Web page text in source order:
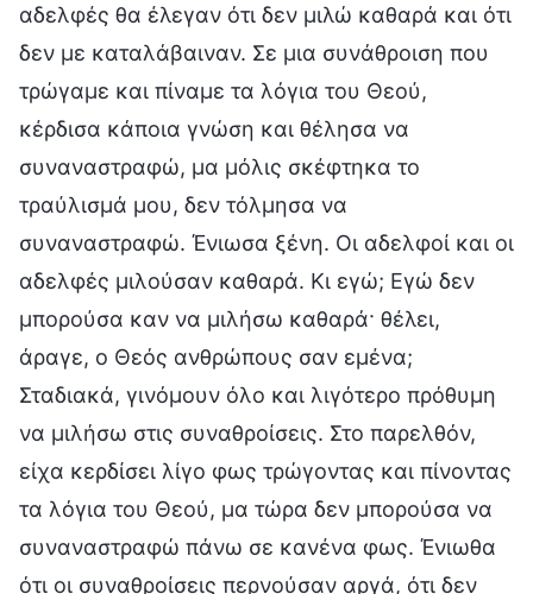
αδελφές θα έλεγαν ότι δεν μιλώ καθαρά και ότι
δεν με καταλάβαιναν. Σε μια συνάθροιση που
τρώγαμε και πίναμε τα λόγια του Θεού,
κέρδισα κάποια γνώση και θέλησα να
συναναστραφώ, μα μόλις σκέφτηκα το
τραύλισμά μου, δεν τόλμησα να
συναναστραφώ. Ένιωσα ξένη. Οι αδελφοί και οι
αδελφές μιλούσαν καθαρά. Κι εγώ; Εγώ δεν
μπορούσα καν να μιλήσω καθαρά· θέλει,
άραγε, ο Θεός ανθρώπους σαν εμένα;
Σταδιακά, γινόμουν όλο και λιγότερο πρόθυμη
να μιλήσω στις συναθροίσεις. Στο παρελθόν,
είχα κερδίσει λίγο φως τρώγοντας και πίνοντας
τα λόγια του Θεού, μα τώρα δεν μπορούσα να
συναναστραφώ πάνω σε κανένα φως. Ένιωθα
ότι οι συναθροίσεις περνούσαν αργά, ότι δεν